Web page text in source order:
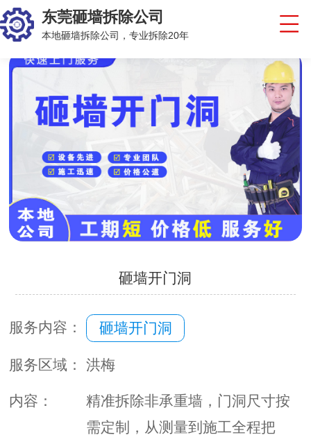
东莞砸墙拆除公司
本地砸墙拆除公司，专业拆除20年
砸墙开门洞
服务内容： 砸墙开门洞
服务区域： 洪梅
内容：
精准拆除非承重墙，门洞尺寸按
需定制，从测量到施工全程把